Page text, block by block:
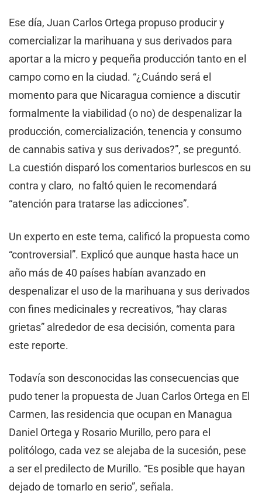
Ese día, Juan Carlos Ortega propuso producir y
comercializar la marihuana y sus derivados para
aportar a la micro y pequeña producción tanto en el
campo como en la ciudad. “¿Cuándo será el
momento para que Nicaragua comience a discutir
formalmente la viabilidad (o no) de despenalizar la
producción, comercialización, tenencia y consumo
de cannabis sativa y sus derivados?”, se preguntó.
La cuestión disparó los comentarios burlescos en su
contra y claro, no faltó quien le recomendará
“atención para tratarse las adicciones”.
Un experto en este tema, calificó la propuesta como
“controversial”. Explicó que aunque hasta hace un
año más de 40 países habían avanzado en
despenalizar el uso de la marihuana y sus derivados
con fines medicinales y recreativos, “hay claras
grietas” alrededor de esa decisión, comenta para
este reporte.
Todavía son desconocidas las consecuencias que
pudo tener la propuesta de Juan Carlos Ortega en El
Carmen, las residencia que ocupan en Managua
Daniel Ortega y Rosario Murillo, pero para el
politólogo, cada vez se alejaba de la sucesión, pese
a ser el predilecto de Murillo. “Es posible que hayan
dejado de tomarlo en serio”, señala.